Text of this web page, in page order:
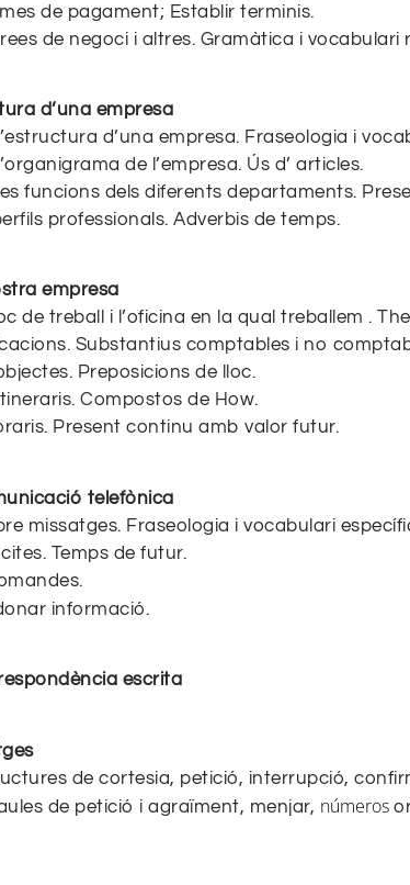
de pagament; Establir terminis.
de negoci i altres. Gramàtica i
d’una empresa
d’una empresa. Fraseologia i
de l’empresa. Ús d’ articles.
funcions dels diferents departaments.
professionals. Adverbis de temps.
empresa
de treball i l’oficina en la qual treballem .
Substantius comptables i no
Preposicions de lloc.
Compostos de How.
Present continu amb valor futur.
telefònica
missatges. Fraseologia i vocabulari
Temps de futur.
informació.
escrita
de cortesia, petició, interrupció,
de petició i agraïment, menjar, números